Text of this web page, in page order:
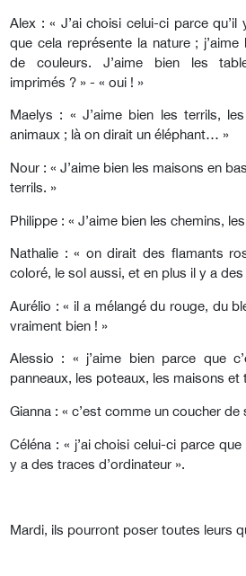
Alex : « J’ai choisi celui-ci parce
que cela représente la nature ;
de couleurs. J’aime bien les
imprimés ? » - « oui ! »
Maelys : « J’aime bien les terrils,
animaux ; là on dirait un éléphant… »
Nour : « J’aime bien les maisons en
terrils. »
Philippe : « J’aime bien les chemins,
Nathalie : « on dirait des flamants
coloré, le sol aussi, et en plus il y a des
Aurélio : « il a mélangé du rouge, du
vraiment bien ! »
Alessio : « j’aime bien parce que
panneaux, les poteaux, les maisons et
Gianna : « c’est comme un coucher de
Céléna : « j’ai choisi celui-ci parce que
y a des traces d’ordinateur ».
Mardi, ils pourront poser toutes leurs